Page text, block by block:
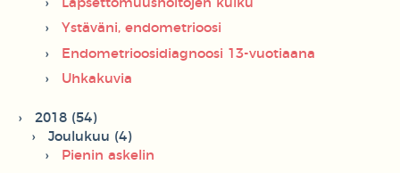
Lapsettomuushoitojen kulku
Ystäväni, endometrioosi
Endometrioosidiagnoosi 13-vuotiaana
Uhkakuvia
2018 (54)
Joulukuu (4)
Pienin askelin